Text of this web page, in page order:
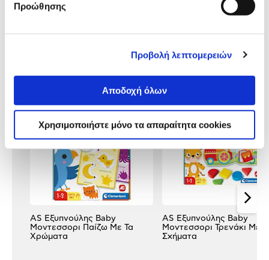
Προώθησης
Προβολή λεπτομερειών
Αποδοχή όλων
Χρησιμοποιήστε μόνο τα απαραίτητα cookies
Αξιολογήσεις
προϊόν με εσένα!
AS Εξυπνούλης Baby
Μοντεσσορι Παίζω Με Τα
Χρώματα
AS Εξυπνούλης Baby
Μοντεσσορι Τρενάκι Με
Σχήματα